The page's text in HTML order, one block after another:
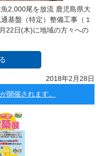
2,000尾を放流 鹿児島県大
基盤（特定）整備工事（１
22日(木)に地域の方々への
2018年2月28日
開催されます。